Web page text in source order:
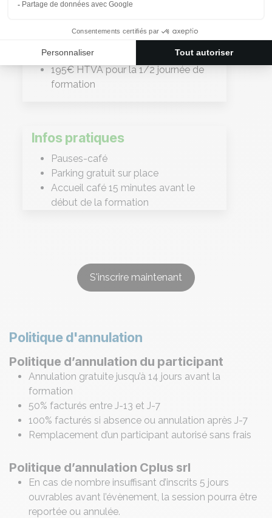
Tarif
195€ HTVA pour la 1/2 journée de
formation
Infos pratiques
Pauses-café
Parking gratuit sur place
Accueil café 15 minutes avant le
début de la formation
S'inscrire maintenant
Politique d'annulation
Politique d’annulation du participant
Annulation gratuite jusqu’à 14 jours avant la
formation
50% facturés entre J-13 et J-7
100% facturés si absence ou annulation après J-7
Remplacement d’un participant autorisé sans frais
Politique d’annulation Cplus srl
En cas de nombre insuffisant d’inscrits 5 jours
ouvrables avant l’évènement, la session pourra être
reportée ou annulée.